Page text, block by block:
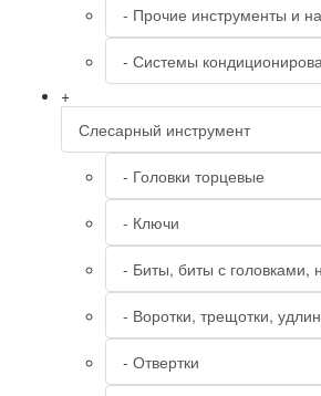
- Прочие инструменты и
- Системы
+
Слесарный инструмент
- Головки торцевые
- Ключи
- Биты, биты с головками,
- Воротки, трещотки,
- Отвертки